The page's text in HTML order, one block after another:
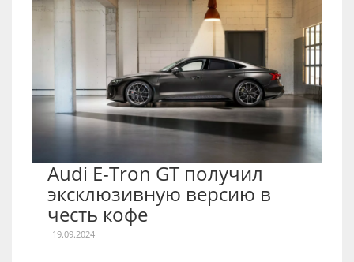
Audi E-Tron GT получил
эксклюзивную версию в
честь кофе
19.09.2024